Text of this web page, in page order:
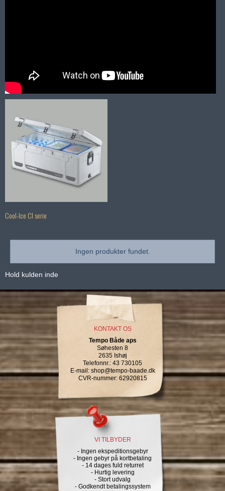
Cool-Ice CI serie
Ingen produkter fundet.
Hold kulden inde
KONTAKT OS
Tempo Både aps
Søhesten 8
2635 Ishøj
Telefonnr.: 43 730105
E-mail : shop@tempo-baade.dk
CVR-nummer:62920815
VI TILBYDER
- Ingen ekspeditionsgebyr
- Ingen gebyr på kortbetaling
- 14 dages fuld returret
- Hurtig levering
- Stort udvalg
- Godkendt betalingssystem